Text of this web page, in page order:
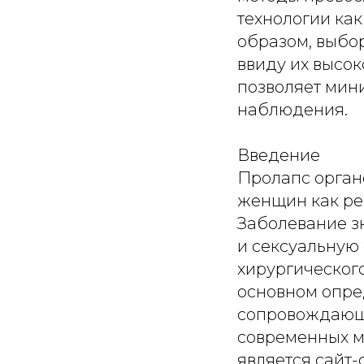
технологии
образом,
ввиду их
позволяет
наблюдения.
Введение
Пролапс органов малого таза (ОМТ) – распространенная проблема среди женщин как репродуктивного, так и менопаузального возраста. Заболевание значительно ухудшает качество жизни, общее самочувствие и сексуальную функцию. При запущенных формах эта патология требует хирургического вмешательства [1]. Выбор метода оперативного лечения в основном определяется возникшими анатомическими изменениями и сопровождающими их нарушениями функций ОМТ [2]. Одной из современных методик, позволяющих достичь высоких результатов, является сайт-специфическая пластика. Это собирательное понятие, объединяющее методики, направленные на прицельное выявление и коррекцию всех дефектов связок и фасций малого таза. Метод зарекомендовал себя как наиболее эффективный и малотравматичный [3]. К частым формам пролапса относятся гистероптоз и цистоцеле, реже – ректоцеле. Гистероптоз возникает на фоне ослабления крестцово-маточных и кардинальных связок матки, а цистоцеле – из-за ослабления фасциально-связочного аппарата матки и мочевого пузыря. Данная патология является следствием сильного механического воздействия головки плода на ткани во время естественного родоразрешения, а также гормонально и генетически детерминированных дистрофических изменений опорного аппарата матки, возникающих по мере старения женщины. К сожалению, помимо опущения ОМТ у многих женщин присутствует целый спектр дисфункций малого таза: симптомы гиперактивного мочевого пузыря (ГАМП), недержание мочи различных типов, ишурия, запоры, недержание кишечного содержимого, хроническая тазовая боль, диспареуния и т.д. Современная интегральная теория функции и дисфункции тазового дна утверждает: «Если восстановлены связки, будет восстановлена их функция». Перерастянутые фасциально-связочные элементы ослабляют мышцы, тем самым нарушая их функции: закрытие мочеиспускательного и заднепроходного каналов (недержание), опорожнение (ишурия и констипация) [4]. К сожалению, применение больших